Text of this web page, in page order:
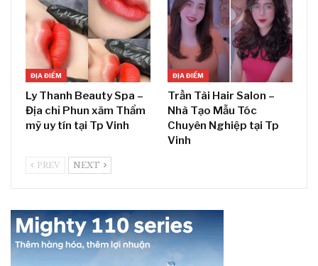
ĐỊA ĐIỂM
Ly Thanh Beauty Spa –
Địa chỉ Phun xăm Thẩm
mỹ uy tín tại Tp Vinh
ĐỊA ĐIỂM
Trần Tài Hair Salon –
Nhà Tạo Mẫu Tóc
Chuyên Nghiệp tại Tp
Vinh
PREV NEXT